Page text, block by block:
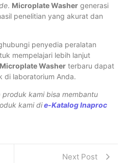
. Microplate Washer generasi
penelitian yang akurat dan
penyedia peralatan
mempelajari lebih lanjut
Microplate Washer terbaru dapat
di laboratorium Anda.
kami bisa membantu
kami die-Katalog Inaproc
Next Post